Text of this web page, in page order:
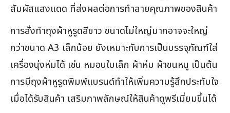
สัมผัสแสงแดด ที่ส่งผลต่อการทำลายคุณภาพของสินค้า
การสั่งทำถุงผ้าหูรูดสีขาว ขนาดไม่ใหญ่มากอาจจะใหญ่
กว่าขนาด A3 เล็กน้อย ยังเหมาะกับการเป็นบรรจุภัณฑ์ใส่
เครื่องนุ่งห่มได้ เช่น หมอนใบเล็ก ผ้าห่ม ผ้าขนหนู เป็นต้น
การมีถุงผ้าหูรูดพิมพ์แบรนด์ทำให้เพิ่มความรู้สึกประทับใจ
เมื่อได้รับสินค้า เสริมภาพลักษณ์ให้สินค้าดูพรีเมี่ยมขึ้นได้